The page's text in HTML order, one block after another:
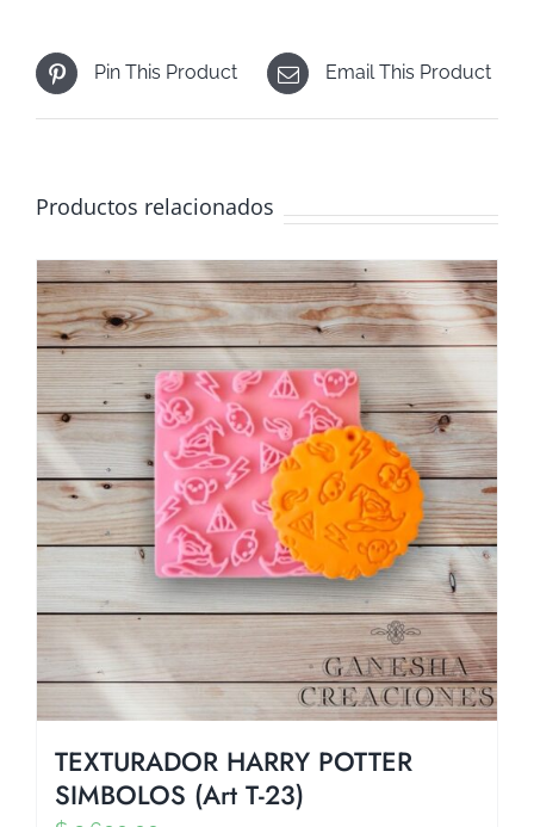
Pin This Product Email This Product
Productos relacionados
TEXTURADOR HARRY POTTER
SIMBOLOS (Art T-23)